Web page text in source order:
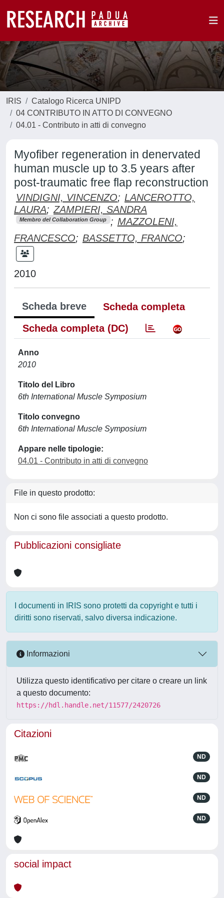
IRIS
Catalogo Ricerca UNIPD
04 CONTRIBUTO IN ATTO DI CONVEGNO
04.01 - Contributo in atti di convegno
Myofiber regeneration in denervated
human muscle up to 3.5 years after
post-traumatic free flap reconstruction
VINDIGNI, VINCENZO; LANCEROTTO,
LAURA; ZAMPIERI, SANDRA
Membro del Collaboration Group ; MAZZOLENI,
FRANCESCO; BASSETTO, FRANCO;
2010
Scheda breve
Scheda completa
Scheda completa (DC)
Anno
2010
Titolo del Libro
6th International Muscle Symposium
Titolo convegno
6th International Muscle Symposium
Appare nelle tipologie:
04.01 - Contributo in atti di convegno
File in questo prodotto:
Non ci sono file associati a questo prodotto.
Pubblicazioni consigliate
I documenti in IRIS sono protetti da copyright e tutti i
diritti sono riservati, salvo diversa indicazione.
Informazioni
Utilizza questo identificativo per citare o creare un link
a questo documento:
https://hdl.handle.net/11577/2420726
Citazioni
ND
ND
ND
ND
social impact